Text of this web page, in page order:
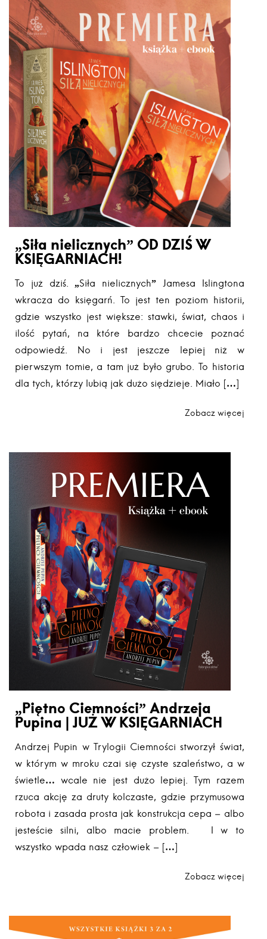
„Siła nielicznych” OD DZIŚ W
KSIĘGARNIACH!
To już dziś. „Siła nielicznych” Jamesa Islingtona
wkracza do księgarń. To jest ten poziom historii,
gdzie wszystko jest większe: stawki, świat, chaos i
ilość pytań, na które bardzo chcecie poznać
odpowiedź. No i jest jeszcze lepiej niż w
pierwszym tomie, a tam już było grubo. To historia
dla tych, którzy lubią jak dużo siędzieje. Miało […]
Zobacz więcej
„Piętno Ciemności” Andrzeja
Pupina | JUŻ W KSIĘGARNIACH
Andrzej Pupin w Trylogii Ciemności stworzył świat,
w którym w mroku czai się czyste szaleństwo, a w
świetle… wcale nie jest dużo lepiej. Tym razem
rzuca akcję za druty kolczaste, gdzie przymusowa
robota i zasada prosta jak konstrukcja cepa – albo
jesteście silni, albo macie problem. I w to
wszystko wpada nasz człowiek – […]
Zobacz więcej